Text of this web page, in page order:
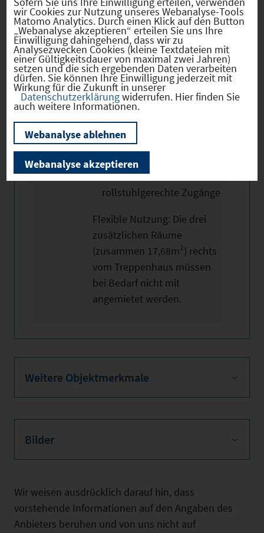
sanitäre Einrichtungen.
Ausstattungshighlights:
Blickdichte Glastüren
Pflegeleichter PVC-Boden
in Holzoptik
Maßgeschneiderte
Küchenzeile als
Schreinerarbeit
Barrrierefreie Toilette und
rollstuhlgerechte Zugänge
Flexible Nutzung: Die drei
zusätzlichen Räume
(zusammen 17,68m²) rechts
vom Treppenhaus müssen
bei Bedarf nicht mit
angemietet werden.
Weitere Objektmerkmale
Bilder
Wir weisen ausdrücklich darauf hin, dass
vorstehende Informationen auf den Angaben des
Anbieters beruhen und von uns nicht auf
wir Cookies zur Nutzung unseres Webanalyse-Tools
Matomo Analytics. Durch einen Klick auf den Button
„Webanalyse akzeptieren“ erteilen Sie uns Ihre
Einwilligung dahingehend, dass wir zu
Analysezwecken Cookies (kleine Textdateien mit
einer Gültigkeitsdauer von maximal zwei Jahren)
setzen und die sich ergebenden Daten verarbeiten
dürfen. Sie können Ihre Einwilligung jederzeit mit
Wirkung für die Zukunft in unserer
Datenschutzerklärungwiderrufen. Hier finden Sie
auch weitere Informationen.
Webanalyse ablehnen
Webanalyse akzeptieren